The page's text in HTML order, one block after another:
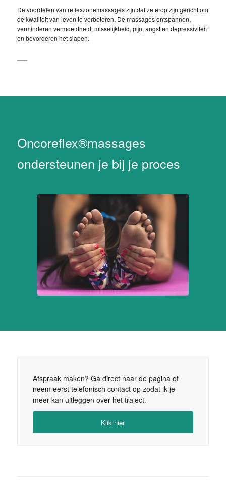
De voordelen van reflexzonemassages zijn dat ze erop zijn gericht om
de kwaliteit van leven te verbeteren. De massages ontspannen,
verminderen vermoeidheid, misselijkheid, pijn, angst en depressiviteit
en bevorderen het slapen.
Oncoreflex®massages
ondersteunen je bij je proces
Afspraak maken? Ga direct naar de pagina of
neem eerst telefonisch contact op zodat ik je
meer kan uitleggen over het traject.
Klik hier